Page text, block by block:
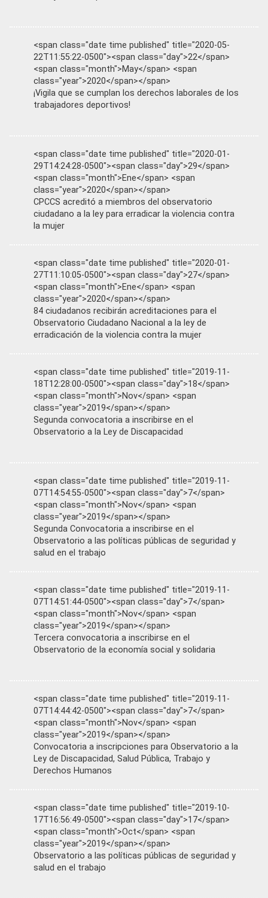
<span class="date time published" title="2020-05-
22T11:55:22-0500"><span class="day">22</span>
<span class="month">May</span> <span
class="year">2020</span></span>
¡Vigila que se cumplan los derechos laborales de los
trabajadores deportivos!
<span class="date time published" title="2020-01-
29T14:24:28-0500"><span class="day">29</span>
<span class="month">Ene</span> <span
class="year">2020</span></span>
CPCCS acreditó a miembros del observatorio
ciudadano a la ley para erradicar la violencia contra
la mujer
<span class="date time published" title="2020-01-
27T11:10:05-0500"><span class="day">27</span>
<span class="month">Ene</span> <span
class="year">2020</span></span>
84 ciudadanos recibirán acreditaciones para el
Observatorio Ciudadano Nacional a la ley de
erradicación de la violencia contra la mujer
<span class="date time published" title="2019-11-
18T12:28:00-0500"><span class="day">18</span>
<span class="month">Nov</span> <span
class="year">2019</span></span>
Segunda convocatoria a inscribirse en el
Observatorio a la Ley de Discapacidad
<span class="date time published" title="2019-11-
07T14:54:55-0500"><span class="day">7</span>
<span class="month">Nov</span> <span
class="year">2019</span></span>
Segunda Convocatoria a inscribirse en el
Observatorio a las políticas públicas de seguridad y
salud en el trabajo
<span class="date time published" title="2019-11-
07T14:51:44-0500"><span class="day">7</span>
<span class="month">Nov</span> <span
class="year">2019</span></span>
Tercera convocatoria a inscribirse en el
Observatorio de la economía social y solidaria
<span class="date time published" title="2019-11-
07T14:44:42-0500"><span class="day">7</span>
<span class="month">Nov</span> <span
class="year">2019</span></span>
Convocatoria a inscripciones para Observatorio a la
Ley de Discapacidad, Salud Pública, Trabajo y
Derechos Humanos
<span class="date time published" title="2019-10-
17T16:56:49-0500"><span class="day">17</span>
<span class="month">Oct</span> <span
class="year">2019</span></span>
Observatorio a las políticas públicas de seguridad y
salud en el trabajo